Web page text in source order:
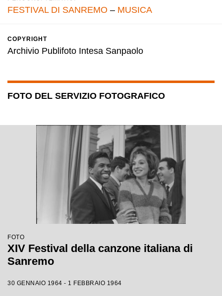
FESTIVAL DI SANREMO – MUSICA
COPYRIGHT
Archivio Publifoto Intesa Sanpaolo
FOTO DEL SERVIZIO FOTOGRAFICO
FOTO
XIV Festival della canzone italiana di
Sanremo
30 GENNAIO 1964 - 1 FEBBRAIO 1964